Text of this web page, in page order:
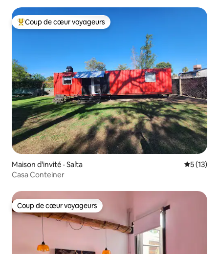
Coup de cœur voyageurs parmi les plus aimés
Coup de cœur voyageurs
Maison d'invité · Salta Note
5 (13)
Casa Conteiner
Coup de cœur voyageurs
Coup de cœur voyageurs